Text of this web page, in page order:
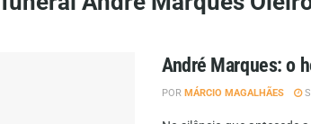
André Marques: o
POR MÁRCIO MAGALHÃES